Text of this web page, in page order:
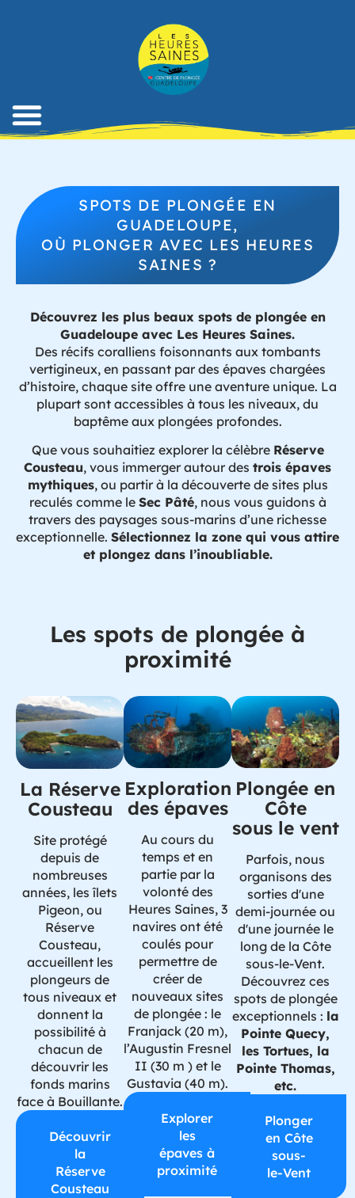
SPOTS DE PLONGÉE EN
GUADELOUPE,
OÙ PLONGER AVEC LES HEURES
SAINES ?
Découvrez les plus beaux spots de plongée en
Guadeloupe avec Les Heures Saines.
Des récifs coralliens foisonnants aux tombants
vertigineux, en passant par des épaves chargées
d’histoire, chaque site offre une aventure unique. La
plupart sont accessibles à tous les niveaux, du
baptême aux plongées profondes.
Que vous souhaitiez explorer la célèbre Réserve
Cousteau, vous immerger autour des trois épaves
mythiques, ou partir à la découverte de sites plus
reculés comme le Sec Pâté, nous vous guidons à
travers des paysages sous-marins d’une richesse
exceptionnelle. Sélectionnez la zone qui vous attire
et plongez dans l’inoubliable.
Les spots de plongée à
proximité
La Réserve
Cousteau
Site protégé
depuis de
nombreuses
années, les îlets
Pigeon, ou
Réserve
Cousteau,
accueillent les
plongeurs de
tous niveaux et
donnent la
possibilité à
chacun de
découvrir les
fonds marins
face à Bouillante.
Découvrir
la
Réserve
Cousteau
Exploration
des épaves
Au cours du
temps et en
partie par la
volonté des
Heures Saines, 3
navires ont été
coulés pour
permettre de
créer de
nouveaux sites
de plongée : le
Franjack (20 m),
l’Augustin Fresnel
II (30 m ) et le
Gustavia (40 m).
Explorer
les
épaves à
proximité
Plongée en
Côte
sous le vent
Parfois, nous
organisons des
sorties d'une
demi-journée ou
d'une journée le
long de la Côte
sous-le-Vent.
Découvrez ces
spots de plongée
exceptionnels : la
Pointe Quecy,
les Tortues, la
Pointe Thomas,
etc.
Plonger
en Côte
sous-
le-Vent